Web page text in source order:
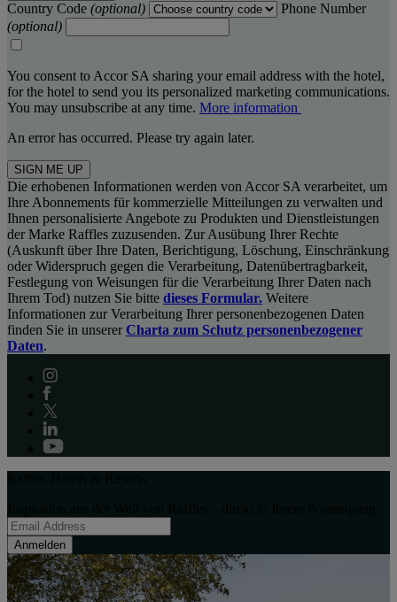
Country Code (optional)
Phone Number
(optional)
You consent to Accor SA sharing your email address with the hotel,
for the hotel to send you its personalized marketing communications.
You may unsubscribe at any time. More information
An error has occurred. Please try again later.
SIGN ME UP
Die erhobenen Informationen werden von Accor SA verarbeitet, um
Ihre Abonnements für kommerzielle Mitteilungen zu verwalten und
Ihnen personalisierte Angebote zu Produkten und Dienstleistungen
der Marke Raffles zuzusenden. Zur Ausübung Ihrer Rechte
(Auskunft über Ihre Daten, Berichtigung, Löschung, Einschränkung
oder Widerspruch gegen die Verarbeitung, Datenübertragbarkeit,
Festlegung von Weisungen für die Verarbeitung Ihrer Daten nach
Ihrem Tod) nutzen Sie bitte dieses Formular. Weitere
Informationen zur Verarbeitung Ihrer personenbezogenen Daten
finden Sie in unserer Charta zum Schutz personenbezogener
Daten.
Anmelden